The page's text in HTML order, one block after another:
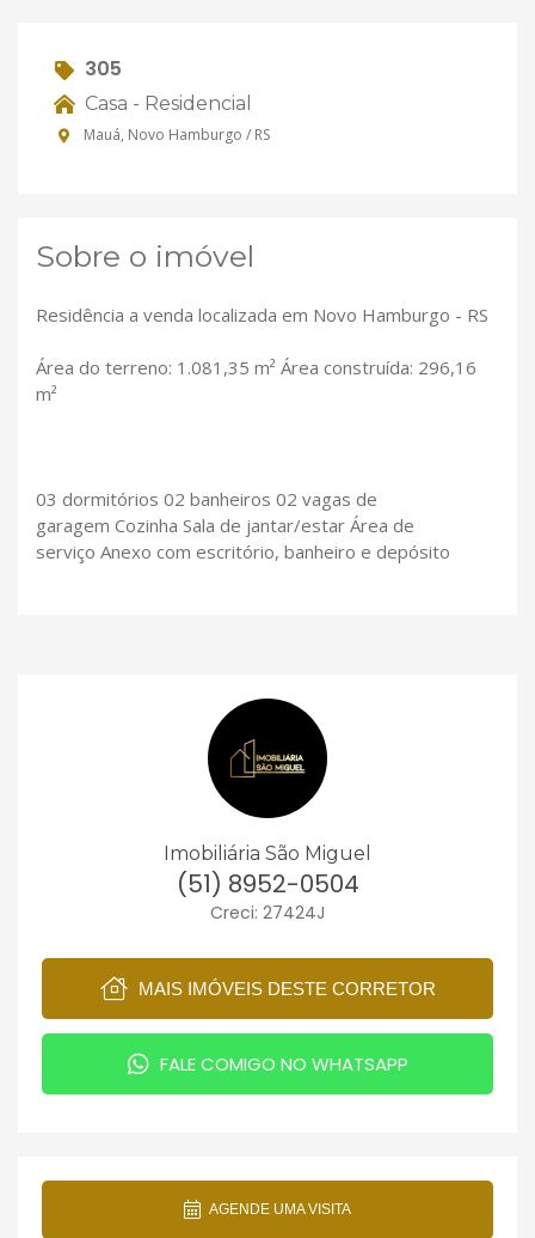
305
Casa - Residencial
Mauá, Novo Hamburgo / RS
Sobre o imóvel
Residência a venda localizada em Novo Hamburgo - RS
Área do terreno: 1.081,35 m² Área construída: 296,16
m²
03 dormitórios 02 banheiros 02 vagas de
garagem Cozinha Sala de jantar/estar Área de
serviço Anexo com escritório, banheiro e depósito
Imobiliária São Miguel
(51) 8952-0504
Creci: 27424J
MAIS IMÓVEIS DESTE CORRETOR
FALE COMIGO NO WHATSAPP
AGENDE UMA VISITA